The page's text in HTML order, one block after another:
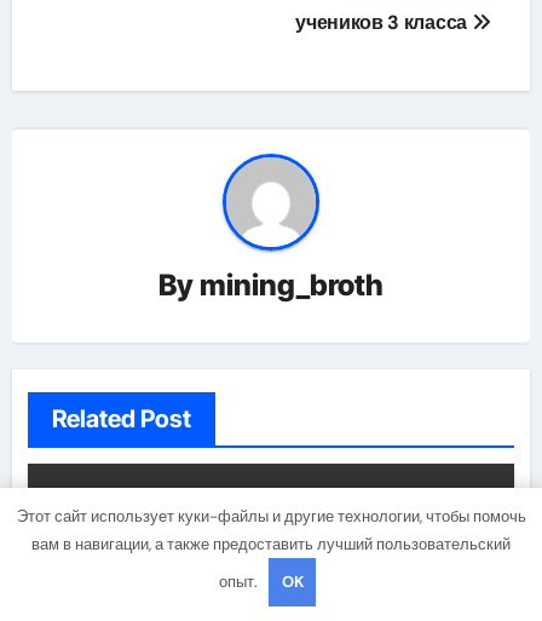
учеников 3 класса
By mining_broth
Related Post
Uncategorised
Этот сайт использует куки-файлы и другие технологии, чтобы помочь
вам в навигации, а также предоставить лучший пользовательский
опыт.
OK